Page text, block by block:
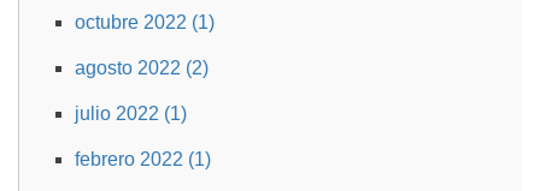
octubre 2022 (1)
agosto 2022 (2)
julio 2022 (1)
febrero 2022 (1)